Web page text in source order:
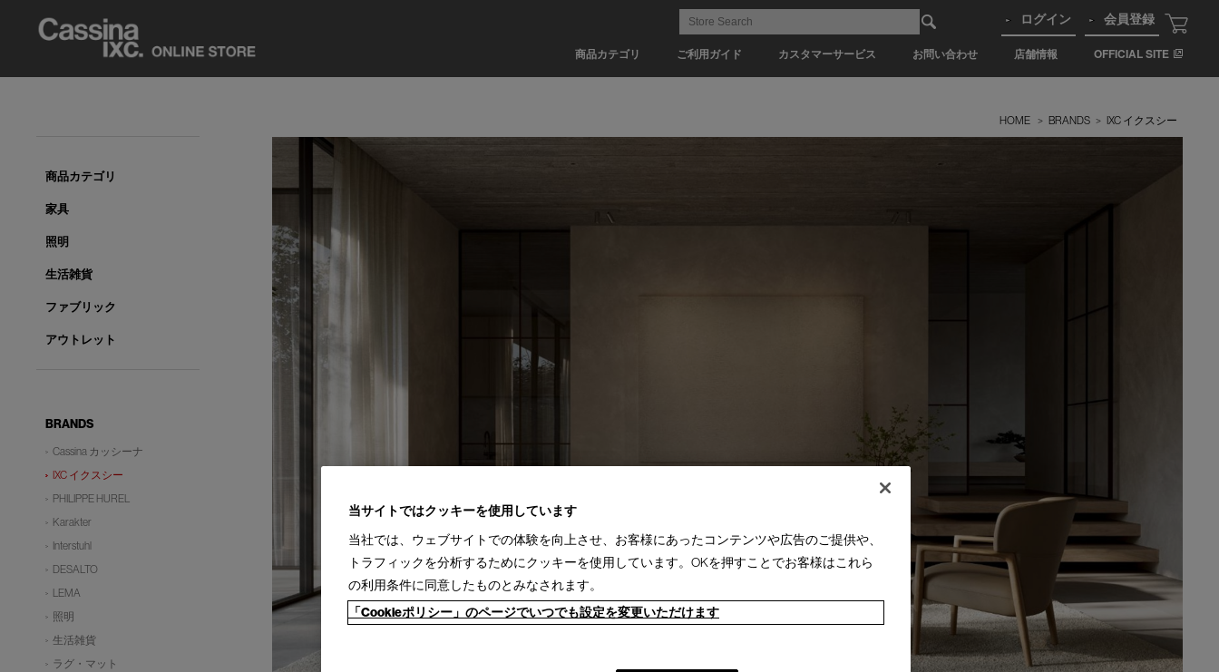
商品カテゴリ ご利用ガイド カスタマーサービス お問い合わせ 店舗情報 OFFICIAL SITE
ログイン 会員登録
HOME > BRANDS > IXC イクスシー
商品カテゴリ
家具
照明
生活雑貨
ファブリック
アウトレット
BRANDS
Cassina カッシーナ
IXC イクスシー
PHILIPPE HUREL
Karakter
Interstuhl
DESALTO
LEMA
照明
生活雑貨
ラグ・マット
当サイトではクッキーを使用しています
当社では、ウェブサイトでの体験を向上させ、お客様にあったコンテンツや広告のご提供や、
トラフィックを分析するためにクッキーを使用しています。OKを押すことでお客様はこれら
の利用条件に同意したものとみなされます。
「Cookieポリシー」のページでいつでも設定を変更いただけます